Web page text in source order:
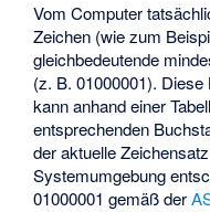
Vom Computer
Zeichen (wie zum
gleichbedeutende
(z. B. 01000001).
kann anhand einer
entsprechenden
der aktuelle
Systemumgebung
01000001 gemäß der